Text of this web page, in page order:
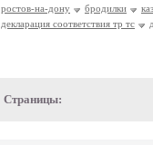
ростов-на-дону
бродилки
декларация соответствия тр тс
Страницы: